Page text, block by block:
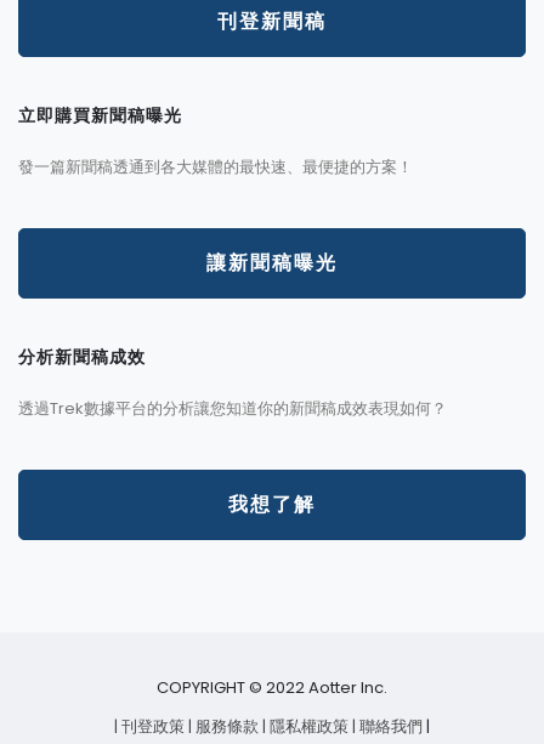
刊登新聞稿
立即購買新聞稿曝光
發一篇新聞稿透通到各大媒體的最快速、最便捷的方案！
讓新聞稿曝光
分析新聞稿成效
透過Trek數據平台的分析讓您知道你的新聞稿成效表現如何？
我想了解
COPYRIGHT © 2022 Aotter Inc.
| 刊登政策 | 服務條款 | 隱私權政策 | 聯絡我們 |